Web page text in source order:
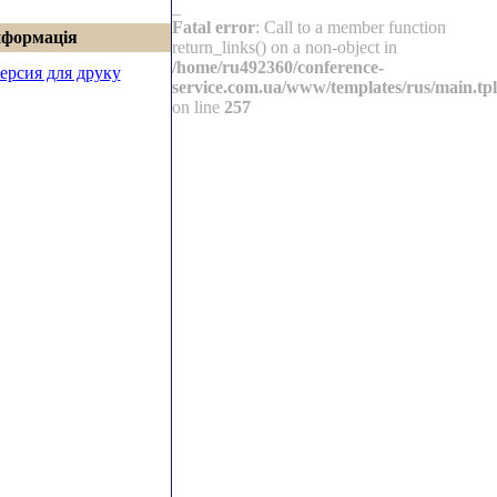
для друку
Fatal error: Call to a member function
return_links() on a non-object in
/home/ru492360/conference-
service.com.ua/www/templates/rus/main.tpl
on line 257